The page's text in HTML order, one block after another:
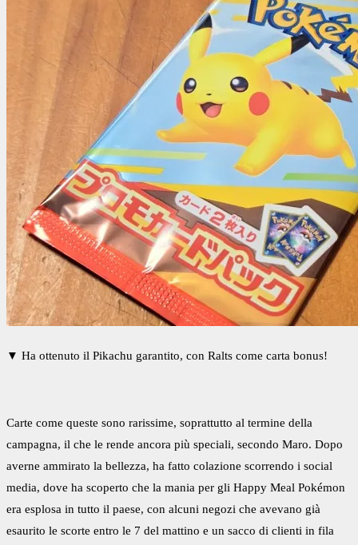
▼ Ha ottenuto il Pikachu garantito, con Ralts come carta bonus!
Carte come queste sono rarissime, soprattutto al termine della
campagna, il che le rende ancora più speciali, secondo Maro. Dopo
averne ammirato la bellezza, ha fatto colazione scorrendo i social
media, dove ha scoperto che la mania per gli Happy Meal Pokémon
era esplosa in tutto il paese, con alcuni negozi che avevano già
esaurito le scorte entro le 7 del mattino e un sacco di clienti in fila